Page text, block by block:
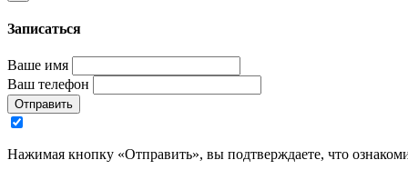
Записаться
Ваше имя
Ваш телефон
Отправить
Нажимая кнопку «Отправить», вы подтверждаете, что